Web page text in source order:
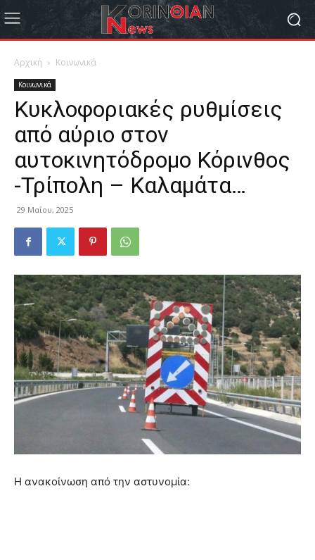
Αρχική Κοινωνικά
Κοινωνικά
Κυκλοφοριακές ρυθμίσεις
από αύριο στον
αυτοκινητόδρομο Κόρινθος
-Τρίπολη – Καλαμάτα…
29 Μαΐου, 2025
Η ανακοίνωση από την αστυνομία: